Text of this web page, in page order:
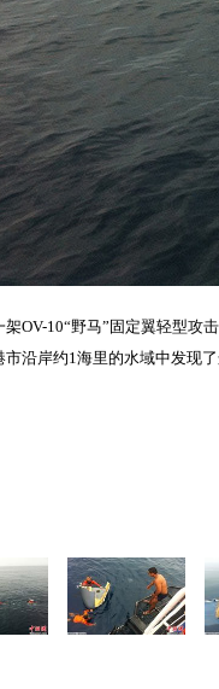
OV-10“野马”固定翼轻型
沿岸约1海里的水域中发现